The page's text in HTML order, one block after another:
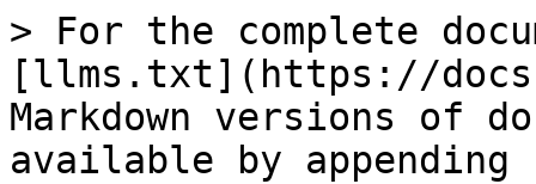
> For the complete
[llms.txt](https://
Markdown versions of
available by